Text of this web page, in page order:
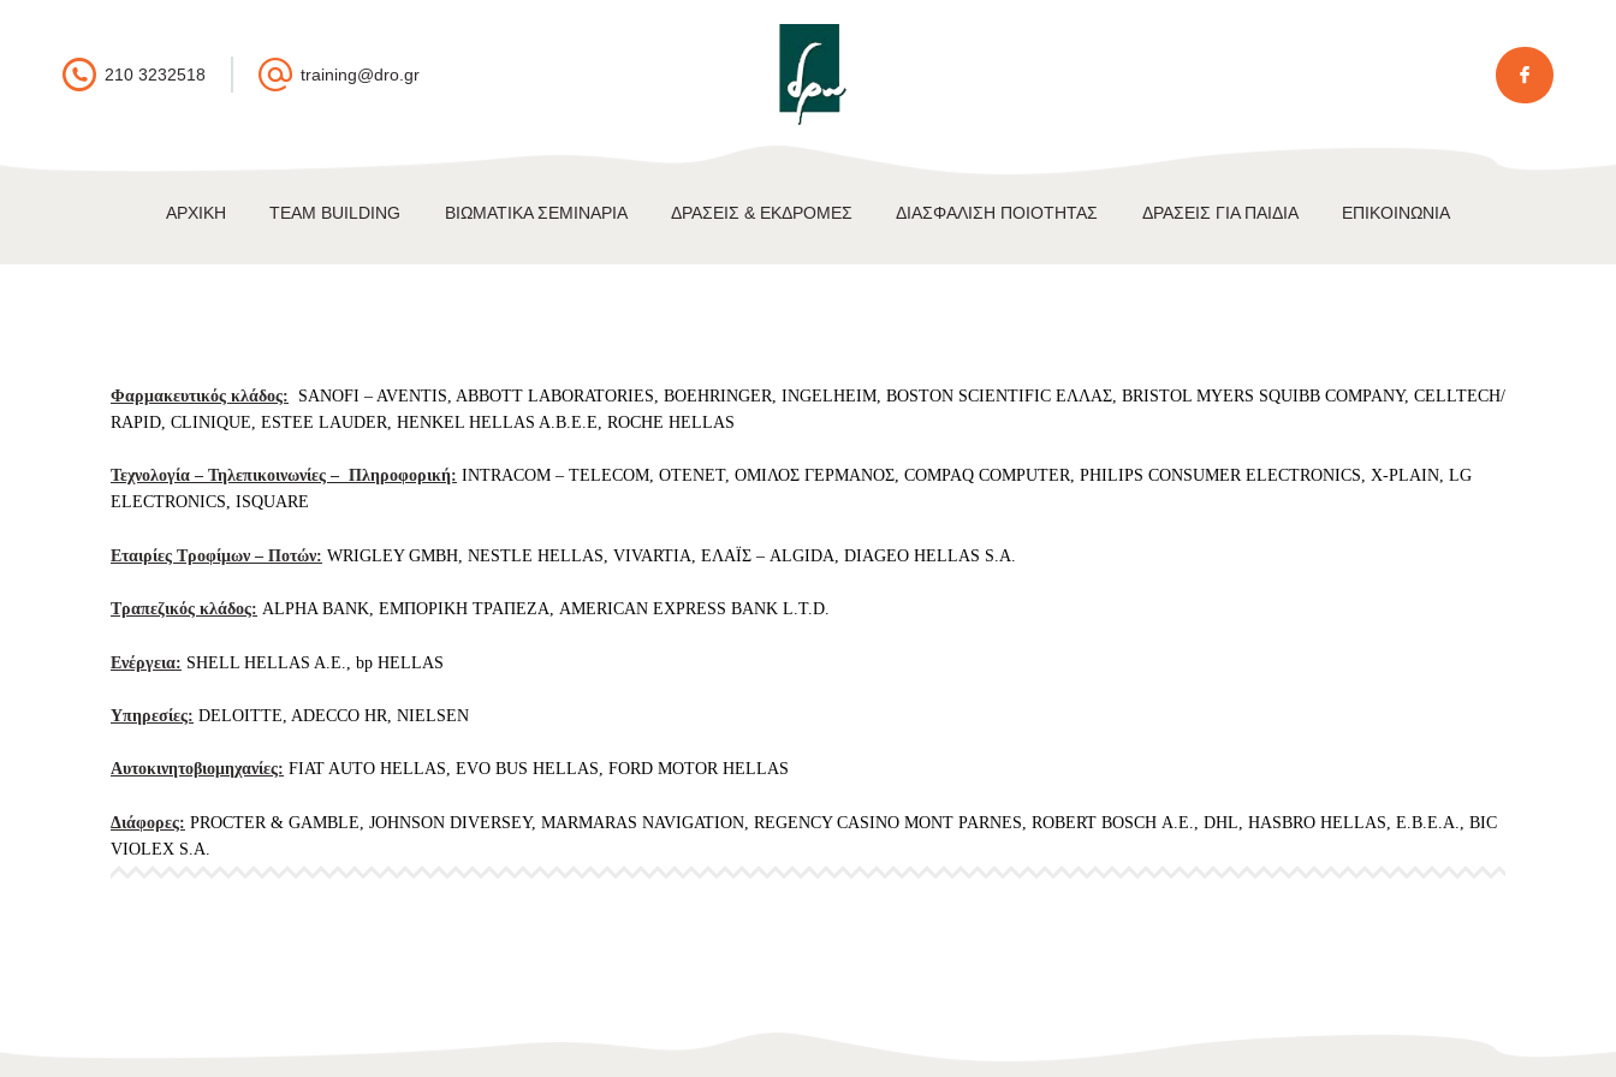
210 3232518 training@dro.gr
ΑΡΧΙΚΉ TEAM BUILDING ΒΙΩΜΑΤΙΚΆ ΣΕΜΙΝΆΡΙΑ ΔΡΆΣΕΙΣ & ΕΚΔΡΟΜΈΣ ΔΙΑΣΦΆΛΙΣΗ ΠΟΙΌΤΗΤΑΣ ΔΡΆΣΕΙΣ ΓΙΑ ΠΑΙΔΙΆ ΕΠΙΚΟΙΝΩΝΊΑ
TEAM BUILDING
ΠΟΙΌΤΗΤΑΣ
ΔΡΆΣΕΙΣ ΓΙΑ ΠΑΙΔΙΆ
ΕΠΙΚΟΙΝΩΝΊΑ
Φαρμακευτικός κλάδος:
SANOFI – AVENTIS, ABBOTT LABORATORIES, BOEHRINGER, INGELHEIM, BOSTON SCIENTIFIC ΕΛΛΑΣ, BRISTOL MYERS SQUIBB COMPANY, CELLTECH/
RAPID, CLINIQUE, ESTEE LAUDER, HENKEL HELLAS A.B.E.E, ROCHE HELLAS
Τεχνολογία – Τηλεπικοινωνίες – Πληροφορική: INTRACOM – TELECOM, OTENET, ΟΜΙΛΟΣ ΓΕΡΜΑΝΟΣ, COMPAQ COMPUTER, PHILIPS CONSUMER ELECTRONICS, X-PLAIN, LG
ELECTRONICS, ISQUARE
Εταιρίες Τροφίμων – Ποτών: WRIGLEY GMBH, NESTLE HELLAS, VIVARTIA, ΕΛΑΪΣ – ALGIDA, DIAGEO HELLAS S.A.
Τραπεζικός κλάδος: ALPHA BANK, ΕΜΠΟΡΙΚΗ ΤΡΑΠΕΖΑ, AMERICAN EXPRESS BANK L.T.D.
Ενέργεια: SHELL HELLAS A.E., bp HELLAS
Υπηρεσίες: DELOITTE, ADECCO HR, NIELSEN
Αυτοκινητοβιομηχανίες: FIAT AUTO HELLAS, EVO BUS HELLAS, FORD MOTOR HELLAS
Διάφορες: PROCTER & GAMBLE, JOHNSON DIVERSEY, MARMARAS NAVIGATION, REGENCY CASINO MONT PARNES, ROBERT BOSCH Α.Ε., DHL, HASBRO HELLAS, Ε.Β.Ε.Α., BIC
VIOLEX S.A.